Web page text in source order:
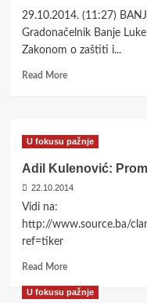
i
kako
29.10.2014. (11:27)
Gradonačelnik Banje
Zakonom o zaštiti i...
Read MoreRead
LUKA
FORMIRA
JEDINICE
ZAŠTITE
NAMJENE!?!
i
za
U fokusu pažnje
Adil Kulenović:
22.10.2014
Vidi na:
http://www.source.ba/
ref=tiker
Read MoreRead
about
U fokusu pažnje